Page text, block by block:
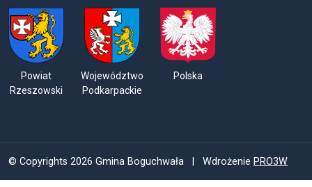
Powiat
Rzeszowski
Województwo
Podkarpackie
Polska
© Copyrights 2026 Gmina Boguchwała | Wdrożenie PRO3W